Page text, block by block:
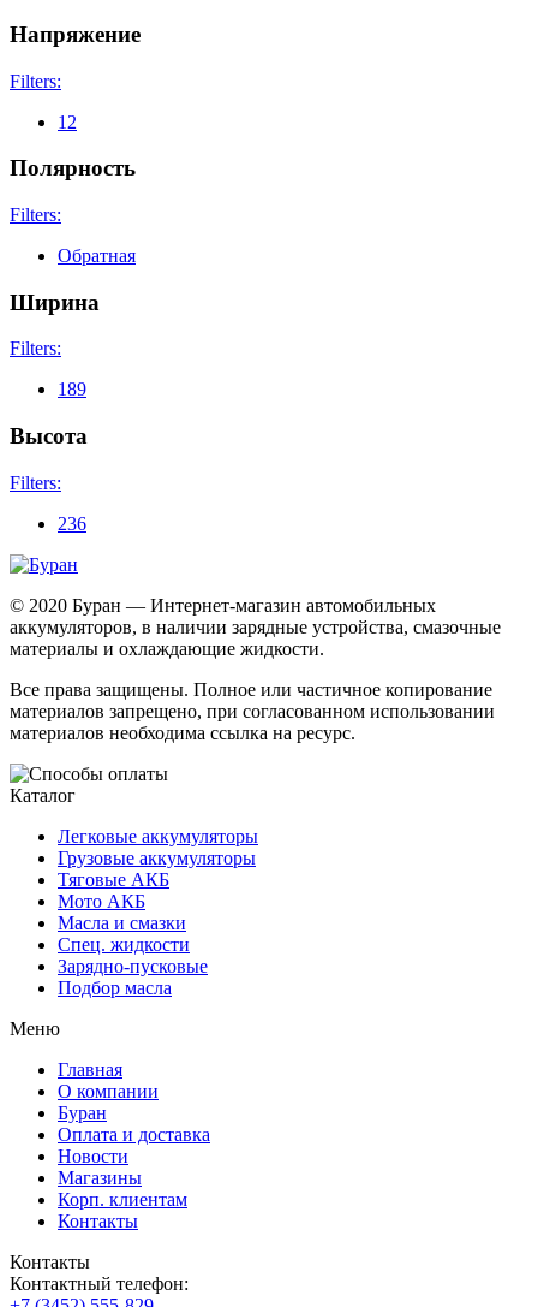
Напряжение
Filters:
12
Полярность
Filters:
Обратная
Ширина
Filters:
189
Высота
Filters:
236
© 2020 Буран — Интернет-магазин автомобильных
аккумуляторов, в наличии зарядные устройства, смазочные
материалы и охлаждающие жидкости.
Все права защищены. Полное или частичное копирование
материалов запрещено, при согласованном использовании
материалов необходима ссылка на ресурс.
Каталог
Легковые аккумуляторы
Грузовые аккумуляторы
Тяговые АКБ
Мото АКБ
Масла и смазки
Спец. жидкости
Зарядно-пусковые
Подбор масла
Меню
Главная
О компании
Буран
Оплата и доставка
Новости
Магазины
Корп. клиентам
Контакты
Контакты
Контактный телефон: